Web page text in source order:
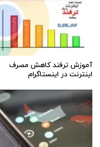
آموزش ترفند کاهش مصرف
اینترنت در اینستاگرام